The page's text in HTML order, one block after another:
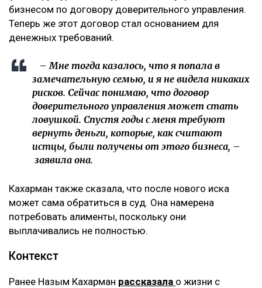
Как поведала Назым Кахарман, претензии связаны с
фитнес-клубом, которым она управляла после
рождения второго ребенка.
– Это уже четвертый иск за два года в мою
сторону, но первый – от бывшей свекрови. Я
за все это время подала только один иск, о
лишении родительских прав. У меня
ощущение, что в их мире я виновата во всем:
что развелась, что высказала свое мнение,
что дети не хотят общаться с ними, –
комментирует она.
По её словам, помещение, где работал фитнес-клуб,
было оформлено на мать Куандыка Бишимбаева
(Альмиру Нурлыбекову), а сама она управляла
бизнесом по договору доверительного управления.
денежных требований.